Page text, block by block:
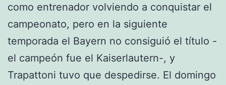
como entrenador volviendo a conquistar el
campeonato, pero en la siguiente
temporada el Bayern no consiguió el título -
el campeón fue el Kaiserlautern-, y
Trapattoni tuvo que despedirse. El domingo